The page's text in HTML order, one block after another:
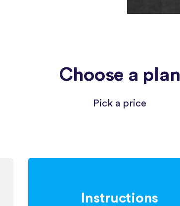
Choose a plan
Pick a price
Instructions